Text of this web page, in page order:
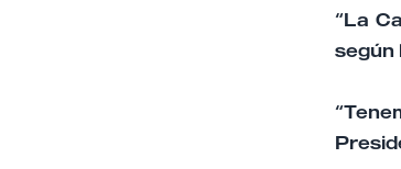
“La
según